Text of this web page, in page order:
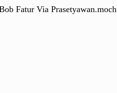
Fatur Via